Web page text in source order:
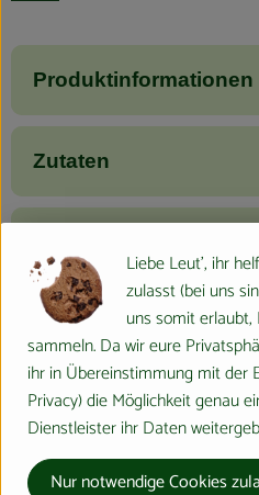
Produktinformationen
Zutaten
Produktdatenblatt
Herkunft
Liebe Leut', ihr
zulasst (bei uns
uns somit
sammeln. Da wir eure
ihr in Übereinstimmung mit der
Privacy) die Möglichkeit genau
Dienstleister ihr Daten
Nur notwendige Cookies